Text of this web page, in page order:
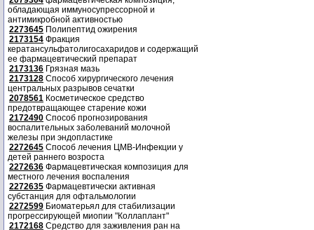
обладающая иммуносупрессорной и
антимикробной активностью
2273645 Полипептид ожирения
2173154 Фракция
кератансульфатолигосахаридов и содержащий
ее фармацевтический препарат
2173136 Грязная мазь
2173128 Способ хирургического лечения
центральных разрывов сечатки
2078561 Косметическое средство
предотвращающее старение кожи
2172490 Способ прогнозирования
воспалительных заболеваний молочной
железы при эндопластике
2272645 Способ лечения ЦМВ-Инфекции у
детей раннего возроста
2272636 Фармацевтическая композиция для
местного лечения воспаления
2272635 Фармацевтически активная
субстанция для офтальмологии
2272599 Биоматерьял для стабилизации
прогрессирующей миопии "Коллаплант"
2172168 Средство для заживления ран на